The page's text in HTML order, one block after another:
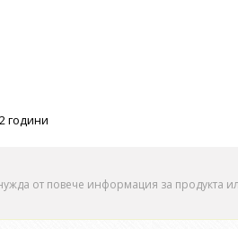
години
от повече информация за продукта